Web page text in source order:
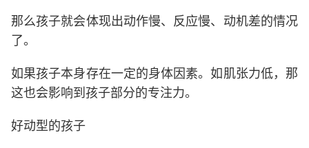
那么孩子就会体现出动作慢、反应慢、动机差的情况
了。
如果孩子本身存在一定的身体因素。如肌张力低，那
这也会影响到孩子部分的专注力。
好动型的孩子